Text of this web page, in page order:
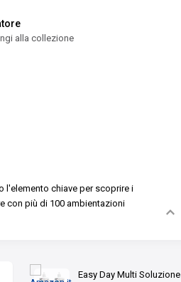
alla collezione
l'elemento chiave per scoprire i
con più di 100 ambientazioni
Easy Day Multi Soluzione